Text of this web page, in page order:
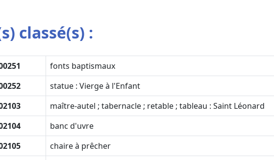
classé(s) :
fonts baptismaux
statue : Vierge à l'Enfant
maître-autel ; tabernacle ; retable ; tableau : Saint Léonard
banc d'uvre
chaire à prêcher